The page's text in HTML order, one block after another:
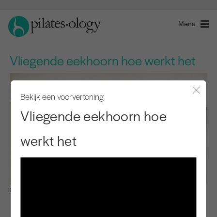
Menu
Vliegende eekhoorn hoe werkt het
Bekijk een voorvertoning
Vliegende eekhoorn hoe
werkt het
Observeren en leren